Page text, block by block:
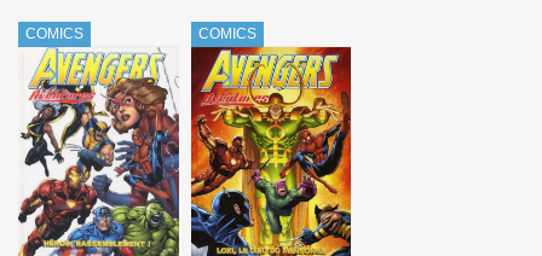
COMICS COMICS